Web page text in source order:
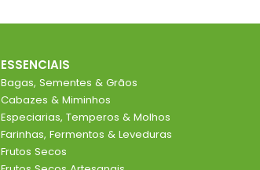
ESSENCIAIS
Bagas, Sementes & Grãos
Cabazes & Miminhos
Especiarias, Temperos & Molhos
Farinhas, Fermentos & Leveduras
Frutos Secos